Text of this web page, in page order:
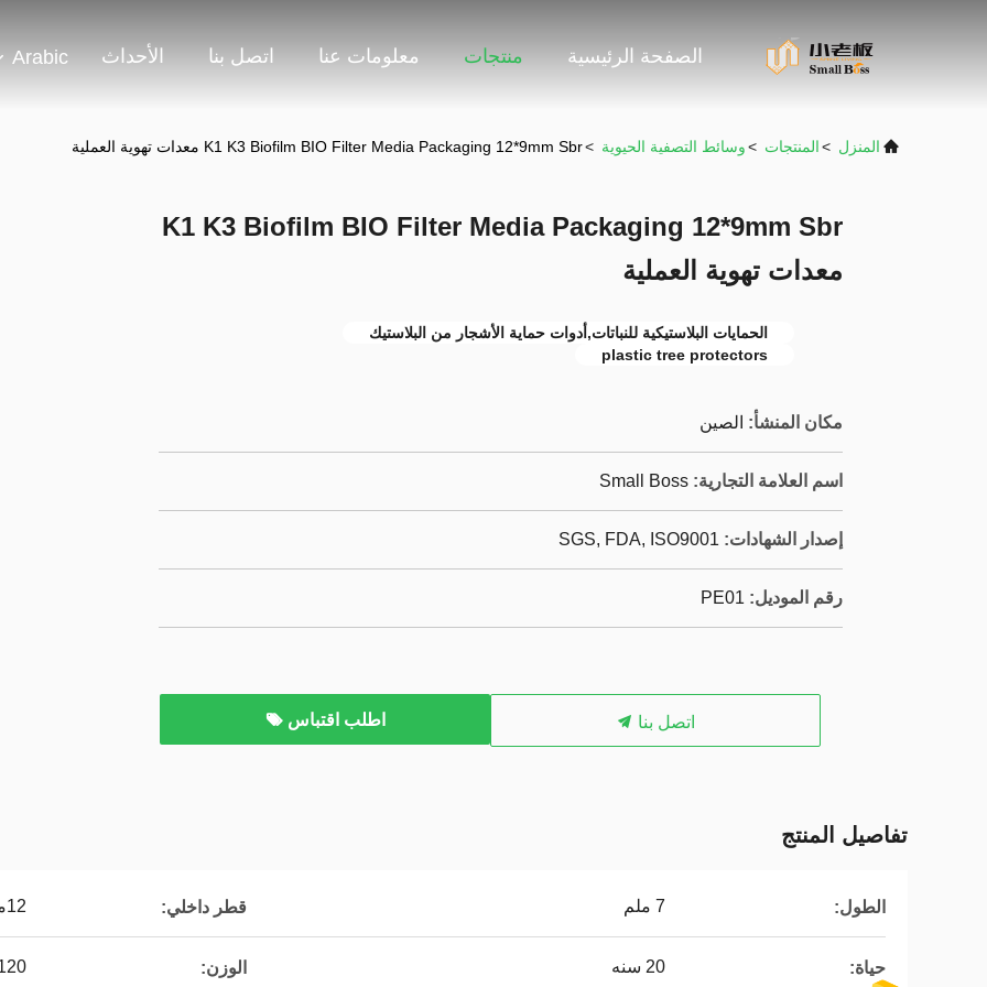
الصفحة الرئيسية منتجات معلومات عنا اتصل بنا الأحداث Arabic
المنزل >المنتجات >وسائط التصفية الحيوية >K1 K3 Biofilm BIO Filter Media Packaging 12*9mm Sbr معدات تهوية العملية
K1 K3 Biofilm BIO Filter Media Packaging 12*9mm Sbr
معدات تهوية العملية
الحمايات البلاستيكية للنباتات,أدوات حماية الأشجار من البلاستيك
plastic tree protectors
مكان المنشأ: الصين
اسم العلامة التجارية: Small Boss
إصدار الشهادات: SGS, FDA, ISO9001
رقم الموديل: PE01
اتصل بنا اطلب اقتباس
تفاصيل المنتج
الطول: 7 ملم قطر داخلي: 12ملم
حياة: 20 سنه الوزن: 120كجم/متر